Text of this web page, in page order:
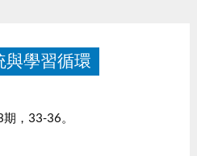
與學習循環
，33-36。